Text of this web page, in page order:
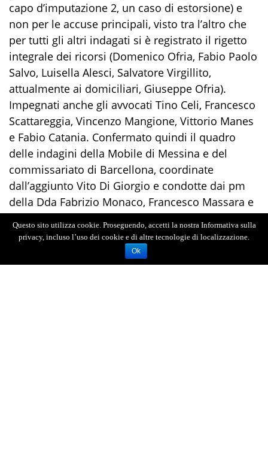
capo d’imputazione 2, un caso di estorsione) e
non per le accuse principali, visto tra l’altro che
per tutti gli altri indagati si è registrato il rigetto
integrale dei ricorsi (Domenico Ofria, Fabio Paolo
Salvo, Luisella Alesci, Salvatore Virgillito,
attualmente ai domiciliari, Giuseppe Ofria).
Impegnati anche gli avvocati Tino Celi, Francesco
Scattareggia, Vincenzo Mangione, Vittorio Manes
e Fabio Catania. Confermato quindi il quadro
delle indagini della Mobile di Messina e del
commissariato di Barcellona, coordinate
dall’aggiunto Vito Di Giorgio e condotte dai pm
della Dda Fabrizio Monaco, Francesco Massara e
Antonella Fradà.
Questo sito utilizza cookie. Proseguendo, accetti la nostra Informativa sulla
privacy, incluso l’uso dei cookie e di altre tecnologie di localizzazione.
Ok